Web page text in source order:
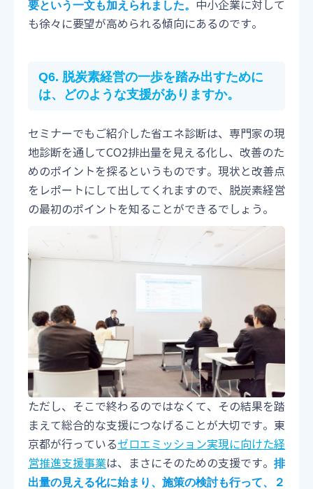
要という一文も加えられました。 中小企業に対して
も徐々に要望が高められる傾向にあるのです。
Q6. 脱炭素経営の一歩を踏み出すために
は、どのような支援がありますか。
セミナーでもご紹介した省エネ診断は、専門家の現
地診断を通してCO2排出量を見える化し、改善のた
めのポイントを探るというものです。現状と改善点
をレポートにして出してくれますので、脱炭素経営
の最初のポイントを知ることができるでしょう。
ただし、そこで終わるのではなくて、その結果を踏
まえて総合的な支援につなげることが大切です。東
京都が行っているゼロエミッション実現に向けた経
営推進支援事業は、まさにそのための支援です。 排
出量の見える化に始まり、施策の検討も行って、２